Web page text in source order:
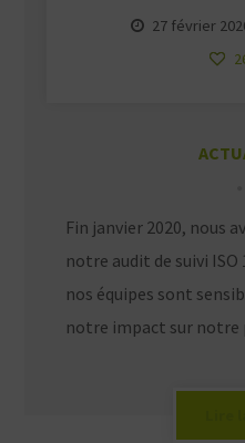
27 février
Fin janvier 2020, nous
notre audit de suivi ISO
nos équipes sont
notre impact sur notre